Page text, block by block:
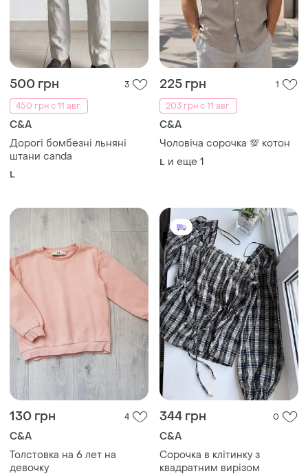
500 грн
3
450 грн с 11 авг.
C&A
Дорогі бомбезні льняні
штани canda
L
225 грн
1
203 грн с 11 авг.
C&A
Чоловіча сорочка 💯 котон
L и еще 1
130 грн 4
C&A
Толстовка на 6 лет на
девочку
344 грн 0
C&A
Сорочка в клітинку з
квадратним вирізом